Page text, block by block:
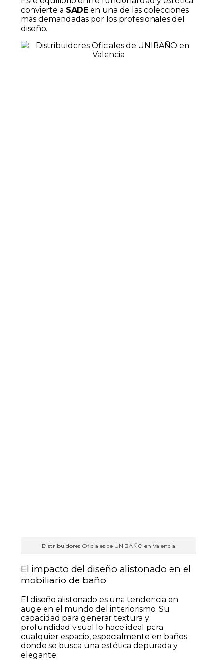
convierte a SADE en una de las colecciones
más demandadas por los profesionales del
diseño.
Distribuidores Oficiales de UNIBAÑO en Valencia
El impacto del diseño alistonado en el
mobiliario de baño
El diseño alistonado es una tendencia en
auge en el mundo del interiorismo. Su
capacidad para generar textura y
profundidad visual lo hace ideal para
cualquier espacio, especialmente en baños
donde se busca una estética depurada y
elegante.